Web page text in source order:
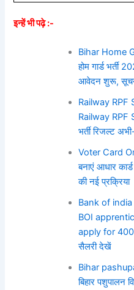
इन्हें भी पढ़े :-
Bihar Home
होम गार्ड भर्ती
आवेदन शुरू,
Railway RPF
Railway RPF
भर्ती रिजल्ट
Voter Card
बनाएं आधार
की नई प्रक्रिया
Bank of
BOI
apply for 400
सैलरी देखें
Bihar
बिहार पशुपालन